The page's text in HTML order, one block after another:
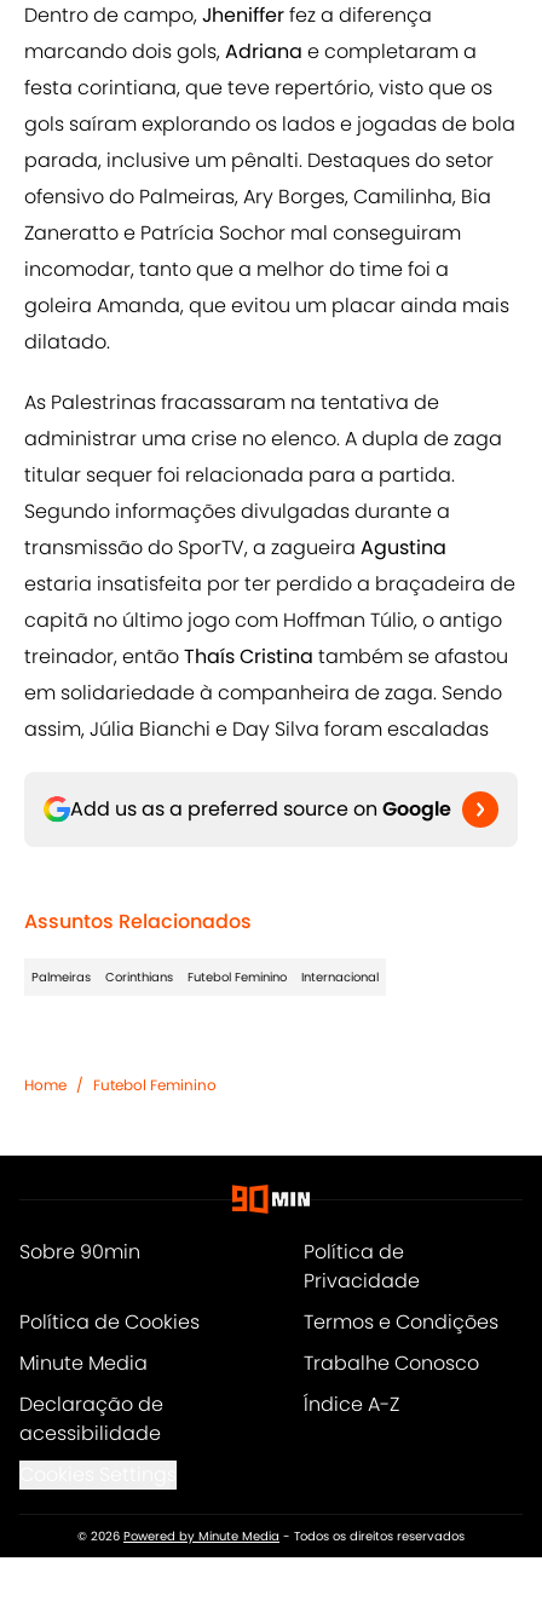
marcando dois gols,
Adriana
e completaram a
festa corintiana, que teve repertório, visto que os
gols saíram explorando os lados e jogadas de bola
parada, inclusive um pênalti. Destaques do setor
ofensivo do Palmeiras, Ary Borges, Camilinha, Bia
Zaneratto e Patrícia Sochor mal conseguiram
incomodar, tanto que a melhor do time foi a
goleira Amanda, que evitou um placar ainda mais
dilatado.
As Palestrinas fracassaram na tentativa de
administrar uma crise no elenco. A dupla de zaga
titular sequer foi relacionada para a partida.
Segundo informações divulgadas durante a
transmissão do SporTV, a zagueira
Agustina
estaria insatisfeita por ter perdido a braçadeira de
capitã no último jogo com Hoffman Túlio, o antigo
treinador, então Thaís Cristina
também se afastou
em solidariedade à companheira de zaga. Sendo
assim, Júlia Bianchi e Day Silva foram escaladas
Add us as a preferred source on Google
Assuntos Relacionados
/
Sobre 90min
Política de
Privacidade
Política de Cookies
Termos e Condições
Minute Media
Trabalhe Conosco
Declaração de
acessibilidade
Índice A-Z
Cookies Settings